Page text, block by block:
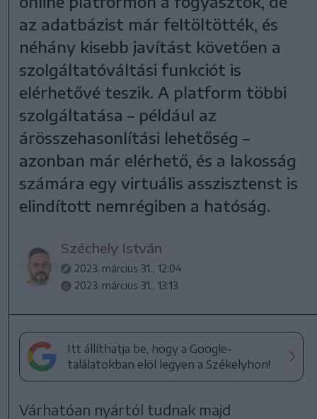
az adatbázist már feltöltötték, és
néhány kisebb javítást követően a
szolgáltatóváltási funkciót is
elérhetővé teszik. A platform többi
szolgáltatása – például az
árösszehasonlítási lehetőség –
azonban már elérhető, és a lakosság
számára egy virtuális asszisztenst is
elindított nemrégiben a hatóság.
Széchely István
2023. március 31., 12:04
2023. március 31., 13:13
Itt állíthatja be, hogy a Google-
találatokban elöl legyen a Székelyhon!
Várhatóan nyártól tudnak majd